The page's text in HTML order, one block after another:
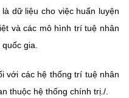
dữ liệu cho việc huấn luyện
và các mô hình trí tuệ nhân
gia.
với các hệ thống trí tuệ nhân
thuộc hệ thống chính trị./.